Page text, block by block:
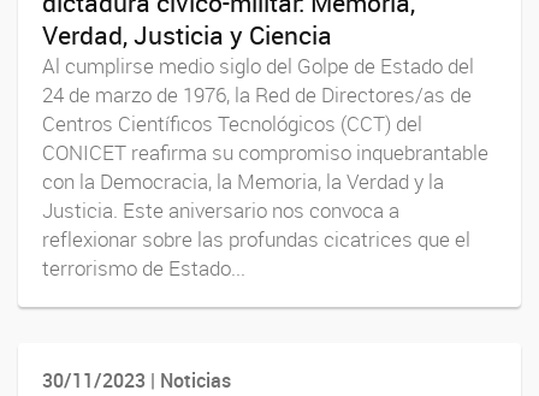
Verdad, Justicia y Ciencia
Al cumplirse medio siglo del Golpe de Estado del
24 de marzo de 1976, la Red de Directores/as de
Centros Científicos Tecnológicos (CCT) del
CONICET reafirma su compromiso inquebrantable
con la Democracia, la Memoria, la Verdad y la
Justicia. Este aniversario nos convoca a
reflexionar sobre las profundas cicatrices que el
terrorismo de Estado...
30/11/2023 | Noticias